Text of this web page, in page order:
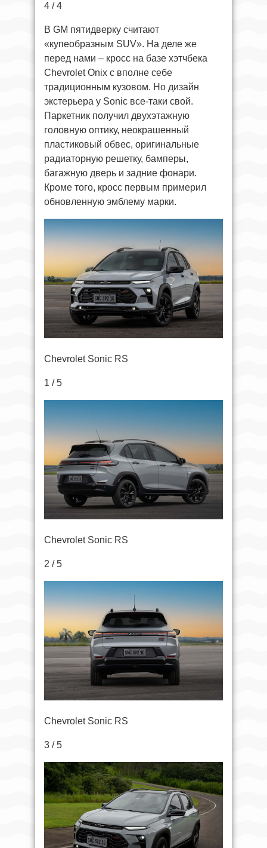
4 / 4
В GM пятидверку считают
«купеобразным SUV». На деле же
перед нами – кросс на базе хэтчбека
Chevrolet Onix с вполне себе
традиционным кузовом. Но дизайн
экстерьера у Sonic все-таки свой.
Паркетник получил двухэтажную
головную оптику, неокрашенный
пластиковый обвес, оригинальные
радиаторную решетку, бамперы,
багажную дверь и задние фонари.
Кроме того, кросс первым примерил
обновленную эмблему марки.
Chevrolet Sonic RS
1 / 5
Chevrolet Sonic RS
2 / 5
Chevrolet Sonic RS
3 / 5